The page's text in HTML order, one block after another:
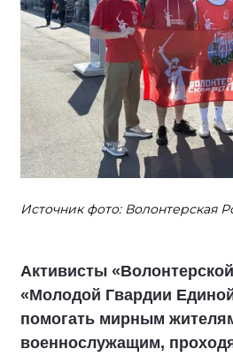
Источник фото: Волонтерская
Активисты
«Молодой Гвардии
помогать мирным
военнослужащим,